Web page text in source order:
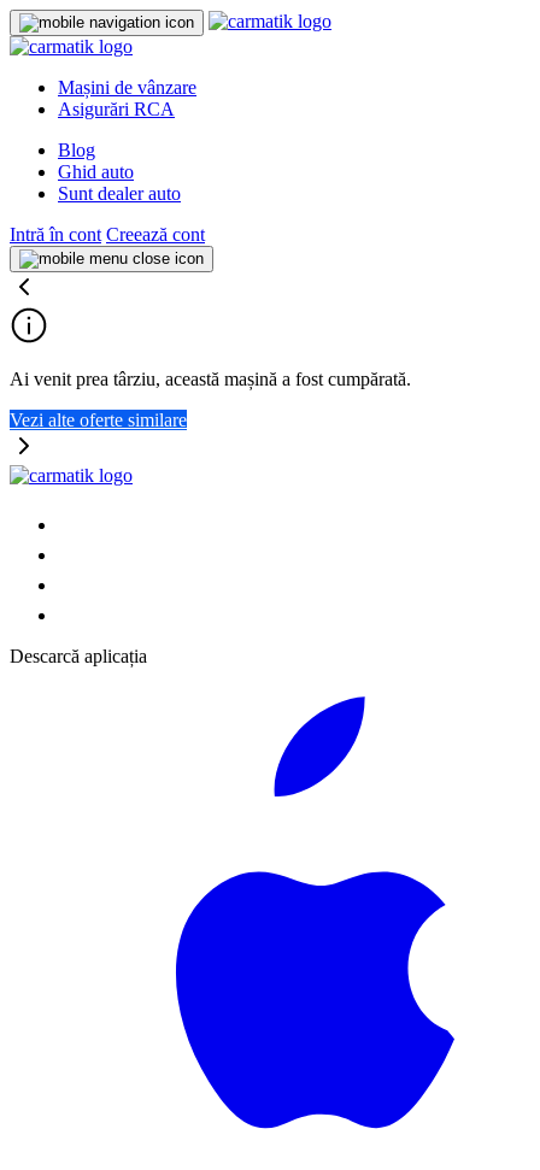
Mașini de vânzare
Asigurări RCA
Blog
Ghid auto
Sunt dealer auto
Intră în cont Creează cont
Ai venit prea târziu, această mașină a fost cumpărată.
Vezi alte oferte similare
Descarcă aplicația